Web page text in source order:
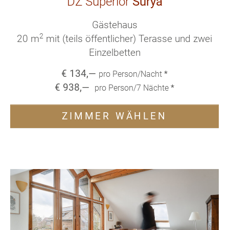
Gästehaus
20 m2 mit (teils öffentlicher) Terasse und zwei
Einzelbetten
€ 134,— pro Person/Nacht *
€ 938,— pro Person/7 Nächte *
ZIMMER WÄHLEN